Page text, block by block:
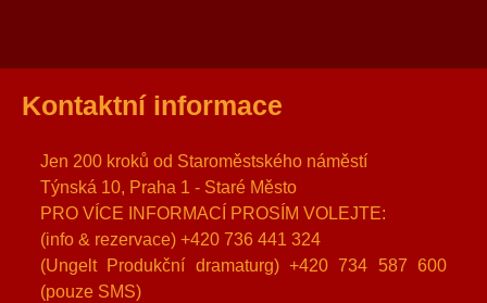
Kontaktní informace
Jen 200 kroků od Staroměstského náměstí
Týnská 10, Praha 1 - Staré Město
PRO VÍCE INFORMACÍ PROSÍM VOLEJTE:
(info & rezervace) +420 736 441 324
(Ungelt Produkční dramaturg) +420 734 587 600
(pouze SMS)